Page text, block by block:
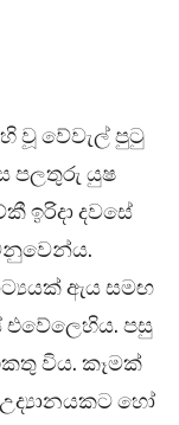
වූ වේවැල් පුටු
පලතුරු යුෂ
ඉරිදා දවසේ
ඇය සමඟ
පසු
විය. කෑමක්
හෝ